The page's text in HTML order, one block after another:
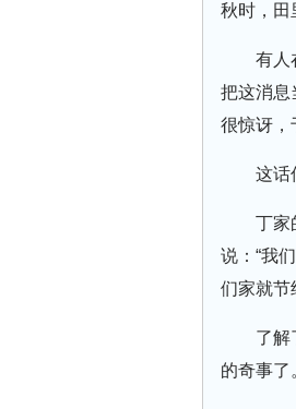
秋时，田
有人
把这消息
很惊讶，
这话
丁家
说：“我
们家就节
了解
的奇事了